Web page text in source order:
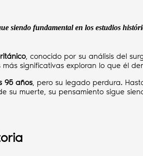
siendo fundamental en los estudios
, conocido por su análisis del
significativas exploran lo que él
95 años, pero su legado perdura.
su muerte, su pensamiento sigue